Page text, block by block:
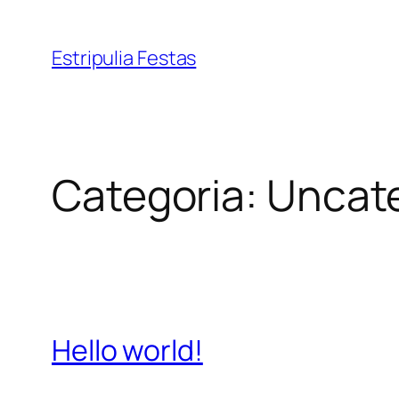
Estripulia Festas
Categoria:
Hello world!